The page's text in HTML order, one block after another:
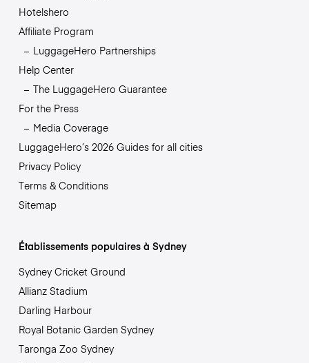
Hotelshero
Affiliate Program
LuggageHero Partnerships
Help Center
The LuggageHero Guarantee
For the Press
Media Coverage
LuggageHero’s 2026 Guides for all cities
Privacy Policy
Terms & Conditions
Sitemap
Établissements populaires à Sydney
Sydney Cricket Ground
Allianz Stadium
Darling Harbour
Royal Botanic Garden Sydney
Taronga Zoo Sydney